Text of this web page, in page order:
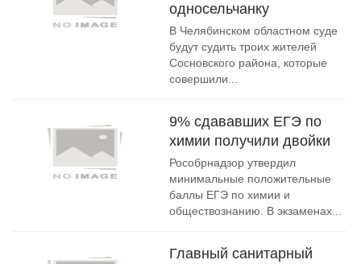
односельчанку
В Челябинском областном суде
будут судить троих жителей
Сосновского района, которые
совершили...
9% сдававших ЕГЭ по
химии получили двойки
Рособрнадзор утвердил
минимальные положительные
баллы ЕГЭ по химии и
обществознанию. В экзаменах...
Главный санитарный